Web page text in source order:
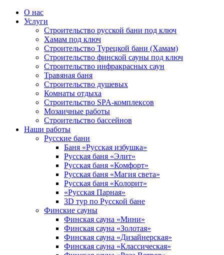
О нас
Услуги
Строительство русской бани под ключ
Хамам под ключ
Строительство Турецкой бани (Хамам)
Строительство финской сауны под ключ
Строительство инфракрасных саун
Травяная баня
Строительство душевых
Комнаты отдыха
Строительство SPA-комплексов
Мозаичные работы
Строительство бассейнов
Наши работы
Русские бани
Баня «Русская избушка»
Русская баня «Элит»
Русская баня «Комфорт»
Русская баня «Магия света»
Русская баня «Колорит»
«Русская Парная»
3D тур по Русской бане
Финские сауны
Финская сауна «Мини»
Финская сауна «Золотая»
Финская сауна «Дизайнерская»
Финская сауна «Классическая»